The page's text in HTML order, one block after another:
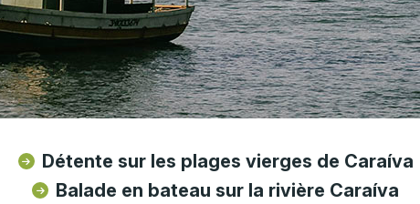
Détente sur les plages vierges de Caraíva
Balade en bateau sur la rivière Caraíva